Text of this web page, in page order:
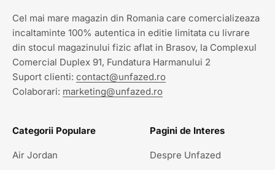
Cel mai mare magazin din Romania care comercializeaza
incaltaminte 100% autentica in editie limitata cu livrare
din stocul magazinului fizic aflat in Brasov, la Complexul
Comercial Duplex 91, Fundatura Harmanului 2
Suport clienti: contact@unfazed.ro
Colaborari: marketing@unfazed.ro
Categorii Populare
Air Jordan
Pagini de Interes
Despre Unfazed